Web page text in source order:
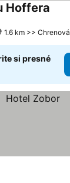
Hoffera
1.6 km >> Chrenová
si presné